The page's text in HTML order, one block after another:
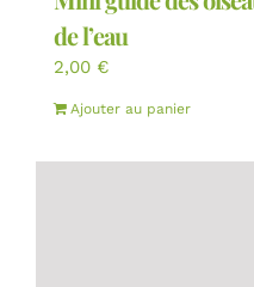
de l’eau
2,00 €
Ajouter au panier